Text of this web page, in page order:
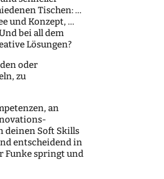
Tischen: …
und Konzept, …
bei all dem
Lösungen?
oder
zu
an
deinen Soft Skills
entscheidend in
Funke springt und